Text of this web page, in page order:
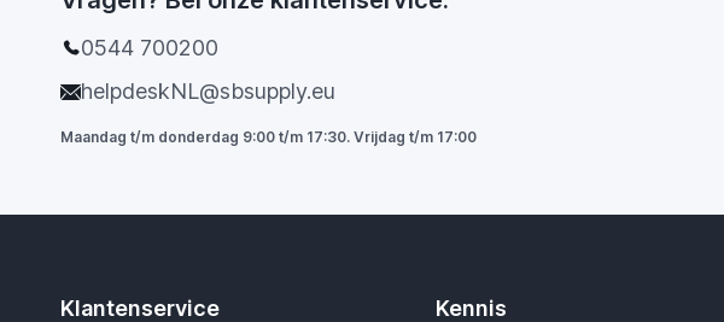
0544 700200
helpdeskNL@sbsupply.eu
Maandag t/m donderdag 9:00 t/m 17:30. Vrijdag t/m 17:00
Klantenservice Kennis